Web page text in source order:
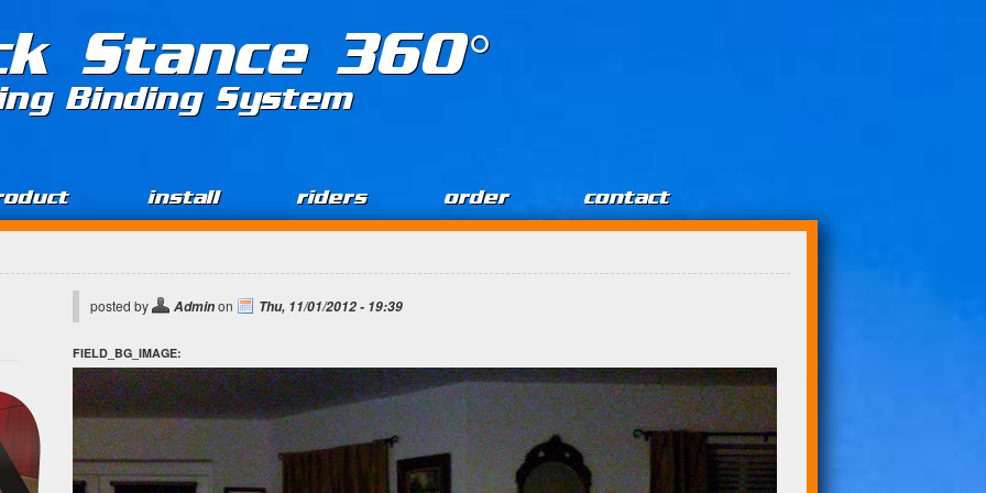
Stance 360°
Binding System
install riders order contact
posted by Adminon Thu, 11/01/2012 - 19:39
FIELD_BG_IMAGE: